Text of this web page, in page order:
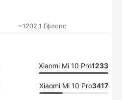
~1202.1 Гфлопс
Xiaomi Mi 10 Pro1233
Xiaomi Mi 10 Pro3417